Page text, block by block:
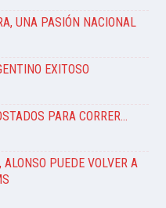
UNA PASIÓN NACIONAL
EXITOSO
PARA CORRER…
PUEDE VOLVER A